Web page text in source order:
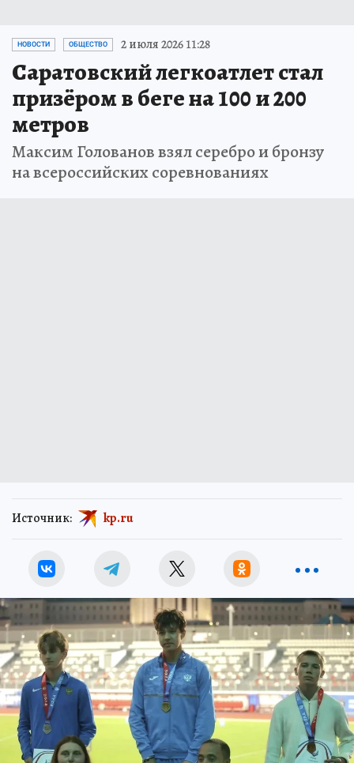
НОВОСТИ ОБЩЕСТВО 2 июля 2026 11:28
Саратовский легкоатлет стал
призёром в беге на 100 и 200
метров
Максим Голованов взял серебро и бронзу
на всероссийских соревнованиях
Источник: kp.ru